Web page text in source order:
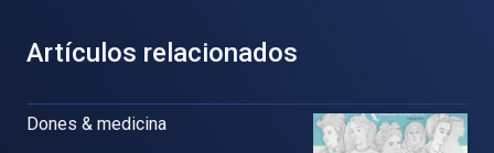
Artículos relacionados
Dones & medicina